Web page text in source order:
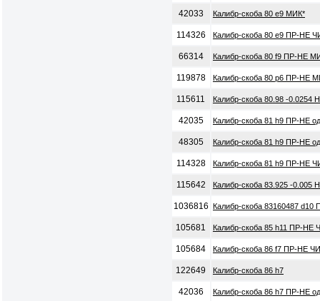
42033 Калибр-скоба 80 e9 МИК*
114326 Калибр-скоба 80 e9 ПР-НЕ
66314 Калибр-скоба 80 f9 ПР-НЕ
119878 Калибр-скоба 80 p6 ПР-НЕ
115611 Калибр-скоба 80.98 -0.0254
42035 Калибр-скоба 81 h9 ПР-НЕ
48305 Калибр-скоба 81 h9 ПР-НЕ
114328 Калибр-скоба 81 h9 ПР-НЕ
115642 Калибр-скоба 83.925 -0.005
1036816 Калибр-скоба 83160487 d10
105681 Калибр-скоба 85 h11 ПР-НЕ
105684 Калибр-скоба 86 f7 ПР-НЕ
122649 Калибр-скоба 86 h7
42036 Калибр-скоба 86 h7 ПР-НЕ